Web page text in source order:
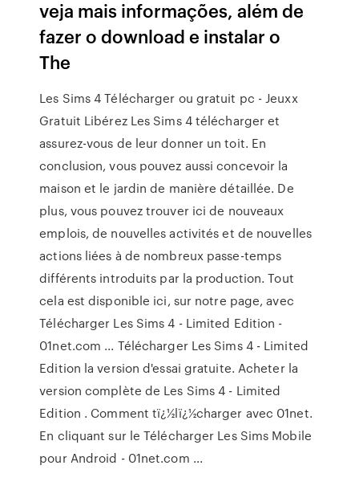
veja mais informações, além de
fazer o download e instalar o
The
Les Sims 4 Télécharger ou gratuit pc - Jeuxx
Gratuit Libérez Les Sims 4 télécharger et
assurez-vous de leur donner un toit. En
conclusion, vous pouvez aussi concevoir la
maison et le jardin de manière détaillée. De
plus, vous pouvez trouver ici de nouveaux
emplois, de nouvelles activités et de nouvelles
actions liées à de nombreux passe-temps
différents introduits par la production. Tout
cela est disponible ici, sur notre page, avec
Télécharger Les Sims 4 - Limited Edition -
01net.com ... Télécharger Les Sims 4 - Limited
Edition la version d'essai gratuite. Acheter la
version complète de Les Sims 4 - Limited
Edition . Comment tï¿½lï¿½charger avec 01net.
En cliquant sur le Télécharger Les Sims Mobile
pour Android - 01net.com ...